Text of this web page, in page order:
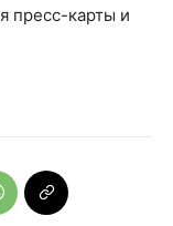
пресс-карты и